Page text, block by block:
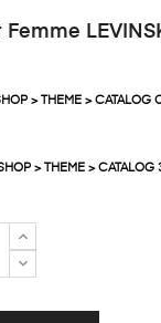
> THEME > CATALOG
> THEME > CATALOG